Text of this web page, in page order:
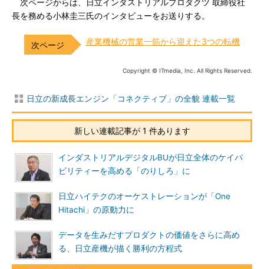
次ページからは、日立インダストリアルプロダクツ 取締役社
長を務める小林圭三氏のインタビューをお送りする。
産業機械の営業一筋から迎えた3つの転機
Copyright © ITmedia, Inc. All Rights Reserved.
日立の新成長エンジン「コネクティブ」の全貌 連載一覧
新しい連載記事が 1 件あります
インダストリアルデジタルBUが日立全体のケイパ
ビリティーを高める「のりしろ」に
日立ハイテクのオーケストレーションが「One
Hitachi」の原動力に
データを生みだすプロダクトの価値をさらに高め
る、日立産機が描く勝利の方程式